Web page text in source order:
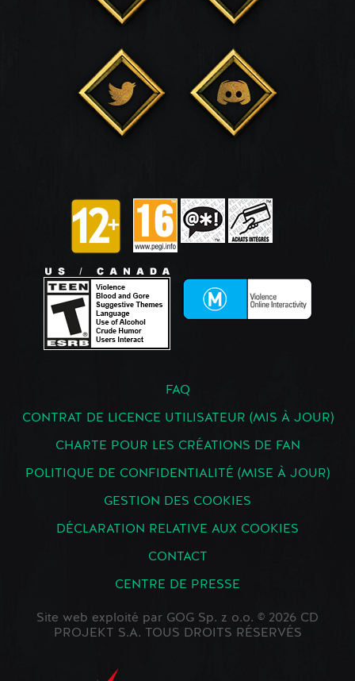
FAQ
CONTRAT DE LICENCE UTILISATEUR (MIS À JOUR)
CHARTE POUR LES CRÉATIONS DE FAN
POLITIQUE DE CONFIDENTIALITÉ (MISE À JOUR)
GESTION DES COOKIES
DÉCLARATION RELATIVE AUX COOKIES
CONTACT
CENTRE DE PRESSE
Site web exploité par GOG Sp. z o.o. © 2026 CD
PROJEKT S.A. TOUS DROITS RÉSERVÉS